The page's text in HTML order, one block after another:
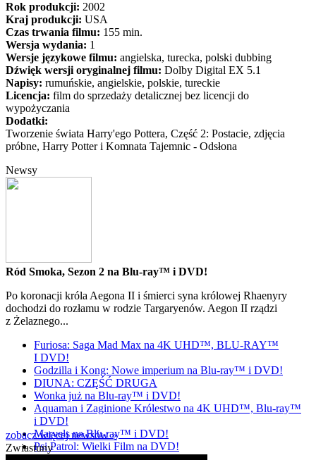
Rok produkcji: 2002
Kraj produkcji: USA
Czas trwania filmu: 155 min.
Wersja wydania: 1
Wersje językowe filmu: angielska, turecka, polski dubbing
Dźwięk wersji oryginalnej filmu: Dolby Digital EX 5.1
Napisy: rumuńskie, angielskie, polskie, tureckie
Licencja: film do sprzedaży detalicznej bez licencji do
wypożyczania
Dodatki:
Tworzenie świata Harry'ego Pottera, Część 2: Postacie, zdjęcia
próbne, Harry Potter i Komnata Tajemnic - Odsłona
Newsy
Ród Smoka, Sezon 2 na Blu-ray™ i DVD!
Po koronacji króla Aegona II i śmierci syna królowej Rhaenyry
dochodzi do rozłamu w rodzie Targaryenów. Aegon II rządzi
z Żelaznego...
Furiosa: Saga Mad Max na 4K UHD™, BLU-RAY™
I DVD!
Godzilla i Kong: Nowe imperium na Blu-ray™ i DVD!
DIUNA: CZĘŚĆ DRUGA
Wonka już na Blu-ray™ i DVD!
Aquaman i Zaginione Królestwo na 4K UHD™, Blu-ray™
i DVD!
Marvels na Blu-ray™ i DVD!
Psi Patrol: Wielki Film na DVD!
zobacz więcej newsów »
Zwiastuny